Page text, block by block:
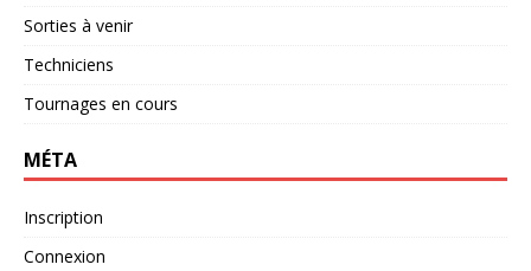
Sorties à venir
Techniciens
Tournages en cours
MÉTA
Inscription
Connexion